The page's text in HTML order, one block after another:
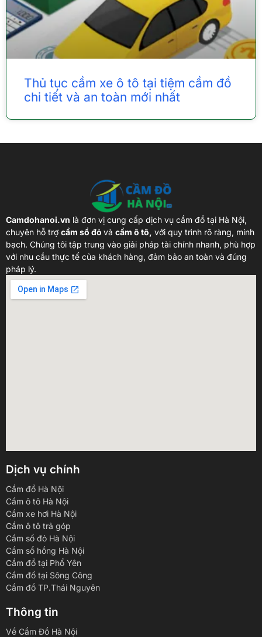
Thủ tục cầm xe ô tô tại tiệm cầm đồ
chi tiết và an toàn mới nhất
Camdohanoi.vn là đơn vị cung cấp dịch vụ cầm đồ tại Hà Nội,
chuyên hỗ trợ cầm sổ đỏ và cầm ô tô, với quy trình rõ ràng, minh
bạch. Chúng tôi tập trung vào giải pháp tài chính nhanh, phù hợp
với nhu cầu thực tế của khách hàng, đảm bảo an toàn và đúng
pháp lý.
Dịch vụ chính
Cầm đồ Hà Nội
Cầm ô tô Hà Nội
Cầm xe hơi Hà Nội
Cầm ô tô trả góp
Cầm sổ đỏ Hà Nội
Cầm sổ hồng Hà Nội
Cầm đồ tại Phổ Yên
Cầm đồ tại Sông Công
Cầm đồ TP.Thái Nguyên
Thông tin
Về Cầm Đồ Hà Nội